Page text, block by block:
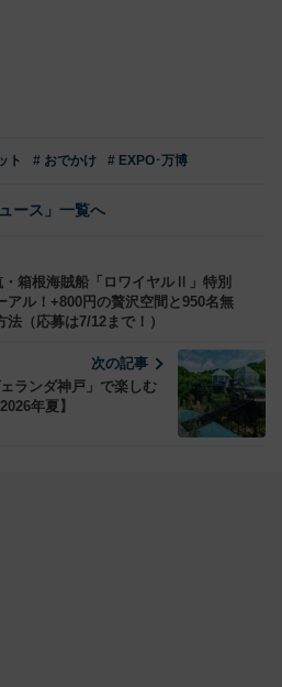
ト # おでかけ # EXPO･万博
ュース」一覧へ
・箱根海賊船「ロワイヤルⅡ」特別
アル！+800円の贅沢空間と950名無
（応募は7/12まで！）
次の記事
ランダ神戸」で楽しむ
年夏】